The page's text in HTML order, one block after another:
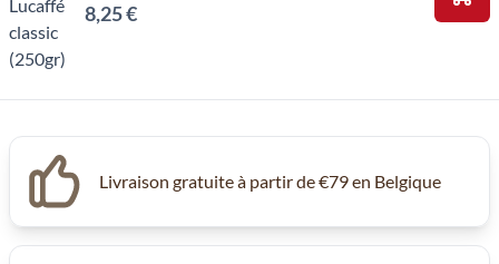
8,25 €
Livraison gratuite à partir de €79 en Belgique